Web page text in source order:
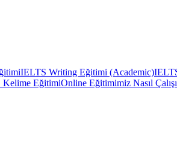
IELTS Writing Eğitimi (Academic)
Kelime EğitimiOnline Eğitimimiz Nasıl